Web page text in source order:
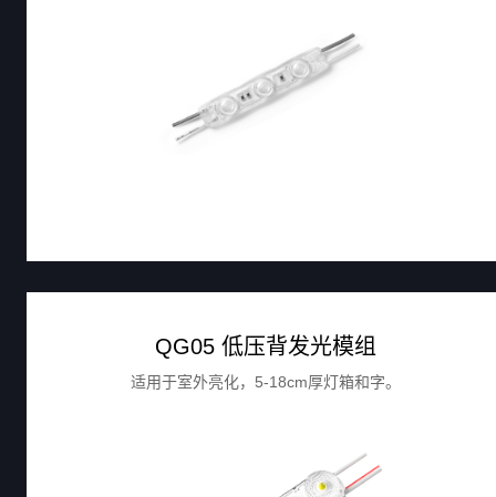
QG05 低压背发光模组
适用于室外亮化，5-18cm厚灯箱和字。